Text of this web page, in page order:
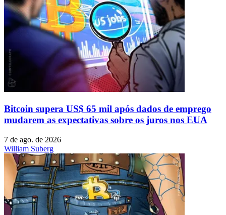
Bitcoin supera US$ 65 mil após dados de emprego
mudarem as expectativas sobre os juros nos EUA
7 de ago. de 2026
William Suberg